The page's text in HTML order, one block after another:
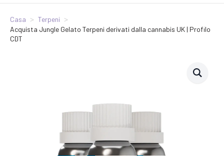
Casa
Terpeni
Acquista Jungle Gelato Terpeni derivati dalla cannabis UK | Profilo
CDT